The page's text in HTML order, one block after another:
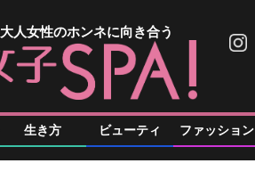
大人女性のホンネに向き合う
生き方 ビューティ ファッション